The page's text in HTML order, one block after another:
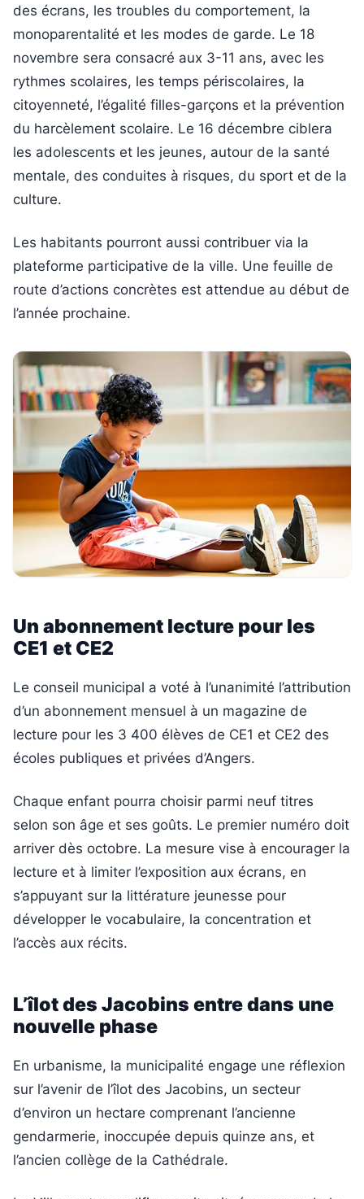
des écrans, les troubles du comportement, la
monoparentalité et les modes de garde. Le 18
novembre sera consacré aux 3-11 ans, avec les
rythmes scolaires, les temps périscolaires, la
citoyenneté, l’égalité filles-garçons et la prévention
du harcèlement scolaire. Le 16 décembre ciblera
les adolescents et les jeunes, autour de la santé
mentale, des conduites à risques, du sport et de la
culture.
Les habitants pourront aussi contribuer via la
plateforme participative de la ville. Une feuille de
route d’actions concrètes est attendue au début de
l’année prochaine.
Un abonnement lecture pour les
CE1 et CE2
Le conseil municipal a voté à l’unanimité l’attribution
d’un abonnement mensuel à un magazine de
lecture pour les 3 400 élèves de CE1 et CE2 des
écoles publiques et privées d’Angers.
Chaque enfant pourra choisir parmi neuf titres
selon son âge et ses goûts. Le premier numéro doit
arriver dès octobre. La mesure vise à encourager la
lecture et à limiter l’exposition aux écrans, en
s’appuyant sur la littérature jeunesse pour
développer le vocabulaire, la concentration et
l’accès aux récits.
L’îlot des Jacobins entre dans une
nouvelle phase
En urbanisme, la municipalité engage une réflexion
sur l’avenir de l’îlot des Jacobins, un secteur
d’environ un hectare comprenant l’ancienne
gendarmerie, inoccupée depuis quinze ans, et
l’ancien collège de la Cathédrale.